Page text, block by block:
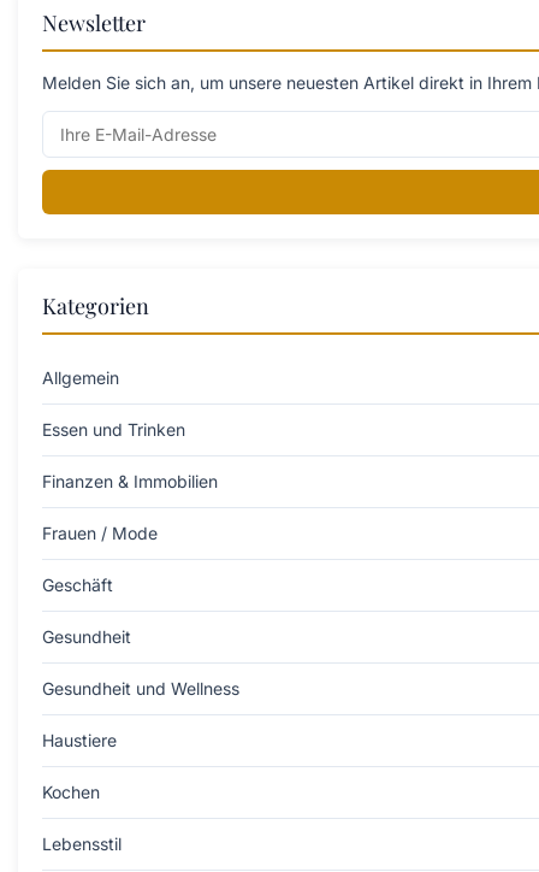
Newsletter
Melden Sie sich an, um unsere neuesten Artikel direkt in
Kategorien
Allgemein
Essen und Trinken
Finanzen & Immobilien
Frauen / Mode
Geschäft
Gesundheit
Gesundheit und Wellness
Haustiere
Kochen
Lebensstil